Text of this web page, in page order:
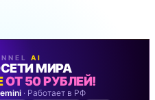
AI
МИРА
ОТ 50 РУБЛЕЙ!
· Работает в РФ